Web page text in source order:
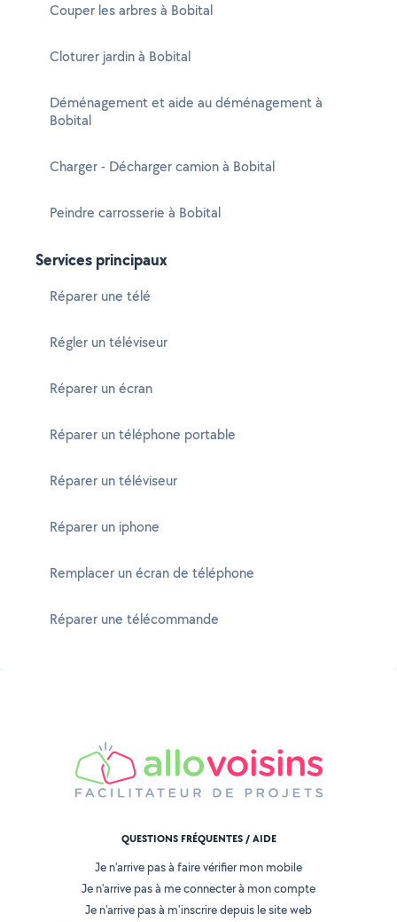
Couper les arbres à Bobital
Cloturer jardin à Bobital
Déménagement et aide au déménagement à
Bobital
Charger - Décharger camion à Bobital
Peindre carrosserie à Bobital
Services principaux
Réparer une télé
Régler un téléviseur
Réparer un écran
Réparer un téléphone portable
Réparer un téléviseur
Réparer un iphone
Remplacer un écran de téléphone
Réparer une télécommande
QUESTIONS FRÉQUENTES / AIDE
Je n'arrive pas à faire vérifier mon mobile
Je n'arrive pas à me connecter à mon compte
Je n'arrive pas à m'inscrire depuis le site web